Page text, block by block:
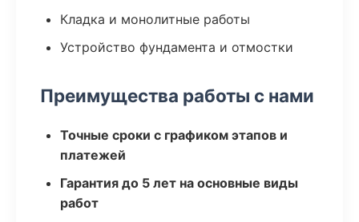
Кладка и монолитные работы
Устройство фундамента и отмостки
Преимущества работы с нами
Точные сроки с графиком этапов и
платежей
Гарантия до 5 лет на основные виды
работ